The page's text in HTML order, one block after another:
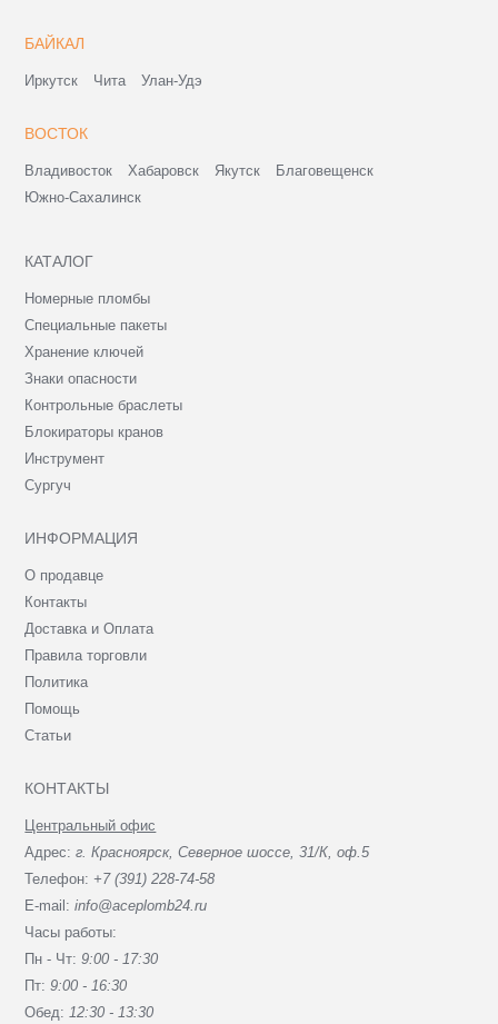
БАЙКАЛ
Иркутск Чита Улан-Удэ
ВОСТОК
Владивосток Хабаровск Якутск
Благовещенск
Южно-Сахалинск
КАТАЛОГ
Номерные пломбы
Специальные пакеты
Хранение ключей
Знаки опасности
Контрольные браслеты
Блокираторы кранов
Инструмент
Сургуч
ИНФОРМАЦИЯ
О продавце
Контакты
Доставка и Оплата
Правила торговли
Политика
Помощь
Статьи
КОНТАКТЫ
Центральный офис
Адрес:г. Красноярск, Северное шоссе, 31/К, оф.5
Телефон: +7 (391) 228-74-58
E-mail:info@aceplomb24.ru
Часы работы:
Пн - Чт:9:00 - 17:30
Пт:9:00 - 16:30
Обед: 12:30 - 13:30